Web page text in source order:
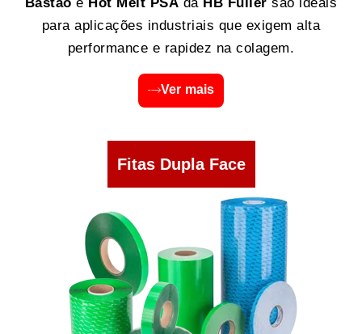
para aplicações industriais que exigem alta
performance e rapidez na colagem.
Ver mais
Fitas Dupla Face